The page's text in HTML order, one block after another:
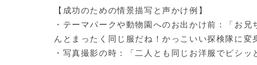
【成功のための情景描写と声かけ例】
・テーマパークや動物園へのお出かけ前：「お兄
んとまったく同じ服だね！かっこいい探検隊に変
・写真撮影の時：「二人とも同じお洋服でピシッ